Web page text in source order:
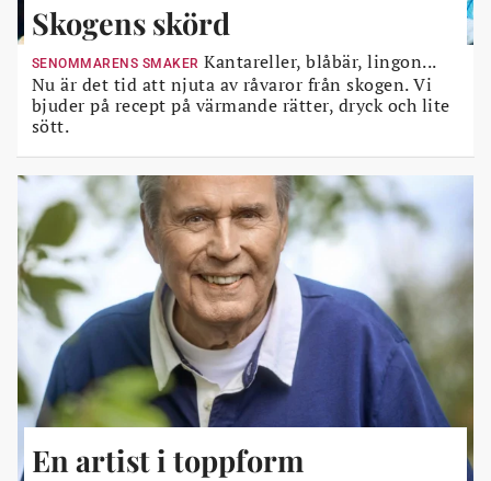
Skogens skörd
SENOMMARENS SMAKER Kantareller, blåbär, lingon...
Nu är det tid att njuta av råvaror från skogen. Vi
bjuder på recept på värmande rätter, dryck och lite
sött.
En artist i toppform